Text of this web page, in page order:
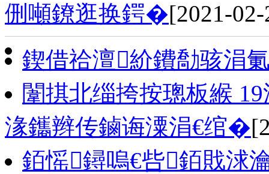
侀噸鐐逛换鍔�[2021-
鍥借祫澶紒鐨勪骇涓
闈掑北缁挎按璁板緱
湪鑴辫传鏀诲潥涓€绾�
銆愮鐞嗚€呰銆戝浗